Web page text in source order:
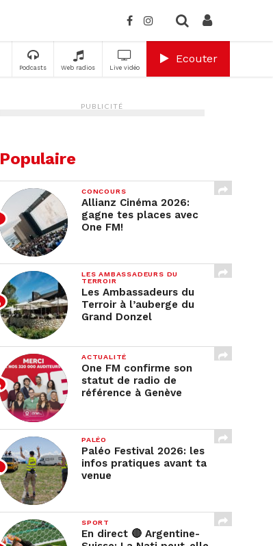
Podcasts Web radios Live vidéo
Ecouter
PUBLICITÉ
Populaire
CONCOURS
Allianz Cinéma 2026:
gagne tes places avec
One FM!
LES AMBASSADEURS DU
TERROIR
Les Ambassadeurs du
Terroir à l’auberge du
Grand Donzel
ACTUALITÉ
One FM confirme son
statut de radio de
référence à Genève
PALÉO
Paléo Festival 2026: les
infos pratiques avant ta
venue
SPORT
En direct 🔴 Argentine-